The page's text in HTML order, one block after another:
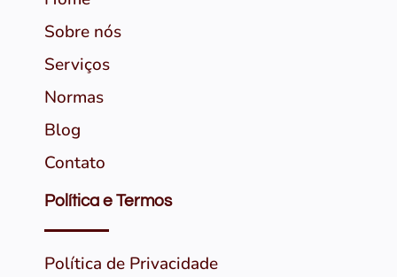
Sobre nós
Serviços
Normas
Blog
Contato
Política e Termos
Política de Privacidade